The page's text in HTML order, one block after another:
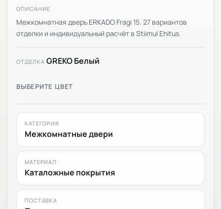
ОПИСАНИЕ
Межкомнатная дверь ERKADO Fragi 15. 27 вариантов
отделки и индивидуальный расчёт в Stiimul Ehitus.
ОТДЕЛКА GREKO Белый
ВЫБЕРИТЕ ЦВЕТ
КАТЕГОРИЯ
Межкомнатные двери
МАТЕРИАЛ
Каталожные покрытия
ПОСТАВКА